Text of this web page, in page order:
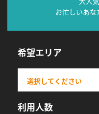
お忙しいあな
希望エリア
利用人数